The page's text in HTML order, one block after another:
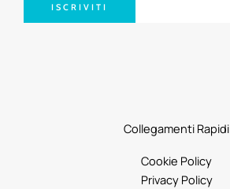
ISCRIVITI
Collegamenti Rapidi
Cookie Policy
Privacy Policy